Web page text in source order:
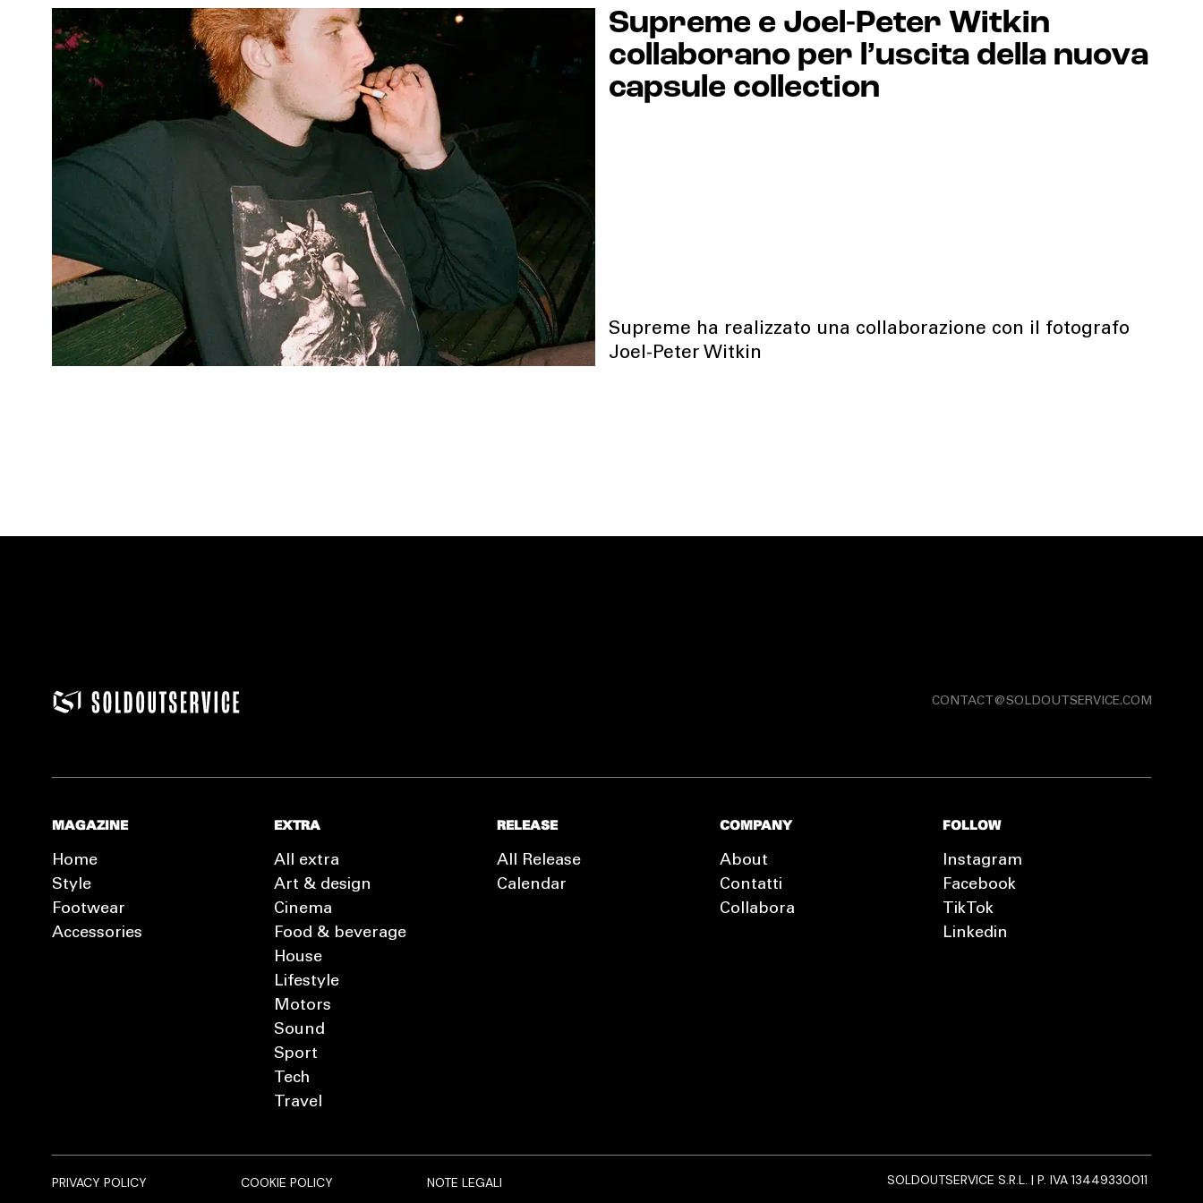
Supreme e Joel-Peter Witkin
collaborano per l’uscita della nuova
capsule collection
Supreme ha realizzato una collaborazione con il fotografo
Joel-Peter Witkin
CONTACT@SOLDOUTSERVICE.COM
MAGAZINE
Home
Style
Footwear
Accessories
EXTRA
All extra
Art & design
Cinema
Food & beverage
House
Lifestyle
Motors
Sound
Sport
Tech
Travel
RELEASE
All Release
Calendar
COMPANY
About
Contatti
Collabora
FOLLOW
Instagram
Facebook
TikTok
Linkedin
PRIVACY POLICY COOKIE POLICY NOTE LEGALI SOLDOUTSERVICE S.R.L. | P. IVA 13449330011